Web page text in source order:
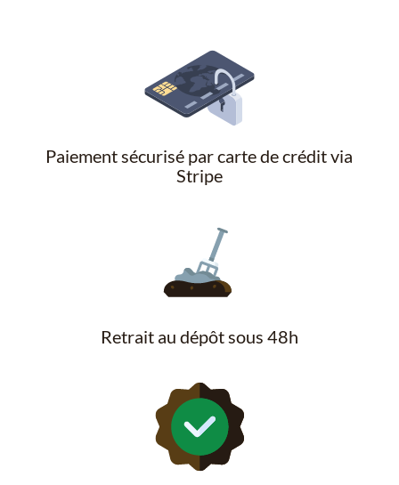
Paiement sécurisé par carte de crédit via
Stripe
Retrait au dépôt sous 48h